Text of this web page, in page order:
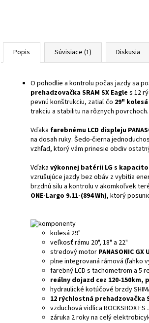
Popis Súvisiace (1) Diskusia
O pohodlie a kontrolu počas jazdy sa
prehadzovačka SRAM SX Eagle s 12
pevnú konštrukciu, zatiaľ čo 29" kolesá
trakciu a stabilitu na rôznych povrchoch.
Vďaka farebnému LCD displeju
na dosah ruky. Šedo-čierna
vzhľad, ktorý vám prinesie obdiv
Vďaka výkonnej batérii LG s
vzrušujúce jazdy bez obáv z vybitia
brzdnú silu a kontrolu v akomkoľvek
ONE-Largo 9.11-(894 Wh), ktorý
kolesá 29"
veľkosťrámu 20", 18" a 22"
stredovýmotor PANASONIC
plne integrovaná rámová (ľahko
farebný LCD s tachometrom a 5
reálny dojazd cez 120-150km,
hydraulické kotúčové brzdy
12 rýchlostná prehadzovačka
vzduchová vidlica ROCKSHOX
záruka 2 roky na celý